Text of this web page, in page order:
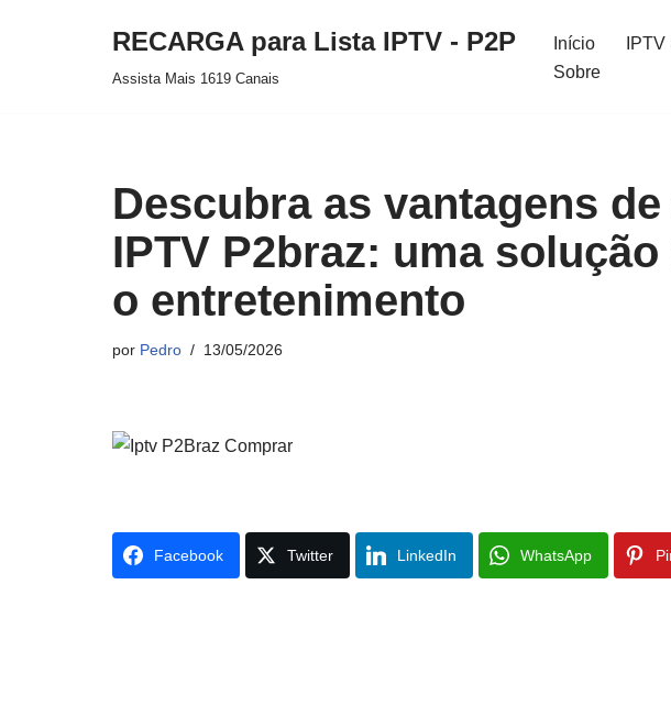
RECARGA para Lista IPTV - P2P
Assista Mais 1619 Canais
Início
Sobre
Descubra as vantagens
IPTV P2braz: uma
o entretenimento
por Pedro 13/05/2026
Facebook Twitter LinkedIn WhatsApp